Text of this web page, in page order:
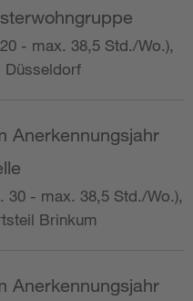
- max. 38,5 Std./Wo.),
Düsseldorf
Anerkennungsjahr
30 - max. 38,5 Std./Wo.),
Brinkum
Anerkennungsjahr